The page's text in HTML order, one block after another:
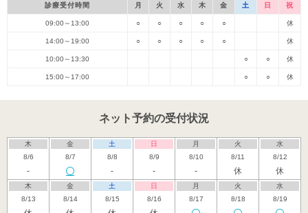
診療受付時間 月 火 水 木 金 土 日 祝
09:00～13:00 ○ ○ ○ ○ ○ 休
14:00～19:00 ○ ○ ○ ○ ○ 休
10:00～13:30 ○ ○ 休
15:00～17:00 ○ ○ 休
ネット予約の受付状況
木
8/6
-
金
8/7
土
8/8
-
日
8/9
-
月
8/10
-
火
8/11
休
水
8/12
休
木
8/13
金
8/14
土
8/15
日
8/16
月
8/17
火
8/18
水
8/19